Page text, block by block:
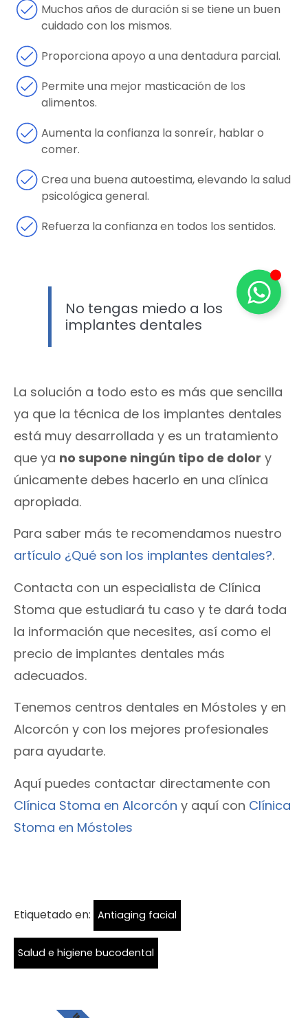
Muchos años de duración si se tiene un buen
cuidado con los mismos.
Proporciona apoyo a una dentadura parcial.
Permite una mejor masticación de los
alimentos.
Aumenta la confianza la sonreír, hablar o
comer.
Crea una buena autoestima, elevando la salud
psicológica general.
Refuerza la confianza en todos los sentidos.
No tengas miedo a los
implantes dentales
La solución a todo esto es más que sencilla
ya que la técnica de los implantes dentales
está muy desarrollada y es un tratamiento
que ya no supone ningún tipo de dolor y
únicamente debes hacerlo en una clínica
apropiada.
Para saber más te recomendamos nuestro
artículo ¿Qué son los implantes dentales?.
Contacta con un especialista de Clínica
Stoma que estudiará tu caso y te dará toda
la información que necesites, así como el
precio de implantes dentales más
adecuados.
Tenemos centros dentales en Móstoles y en
Alcorcón y con los mejores profesionales
para ayudarte.
Aquí puedes contactar directamente con
Clínica Stoma en Alcorcón y aquí con Clínica
Stoma en Móstoles
Etiquetado en: Antiaging facial
Salud e higiene bucodental